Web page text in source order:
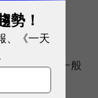
容易。他坦
仍有限。一般
到 800
勢！
、《一天